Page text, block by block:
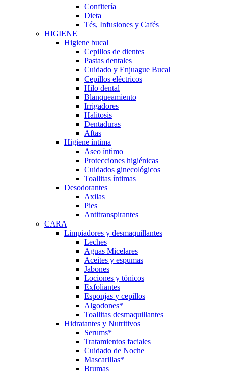
Confitería
Dieta
Tés, Infusiones y Cafés
HIGIENE
Higiene bucal
Cepillos de dientes
Pastas dentales
Cuidado y Enjuague Bucal
Cepillos eléctricos
Hilo dental
Blanqueamiento
Irrigadores
Halitosis
Dentaduras
Aftas
Higiene íntima
Aseo íntimo
Protecciones higiénicas
Cuidados ginecológicos
Toallitas íntimas
Desodorantes
Axilas
Pies
Antitranspirantes
CARA
Limpiadores y desmaquillantes
Leches
Aguas Micelares
Aceites y espumas
Jabones
Lociones y tónicos
Exfoliantes
Esponjas y cepillos
Algodones*
Toallitas desmaquillantes
Hidratantes y Nutritivos
Serums*
Tratamientos faciales
Cuidado de Noche
Mascarillas*
Brumas